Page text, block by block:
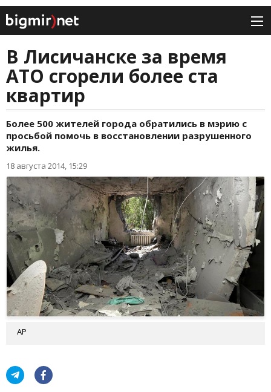
В Лисичанске за время
АТО сгорели более ста
квартир
Более 500 жителей города обратились в мэрию с
просьбой помочь в восстановлении разрушенного
жилья.
18 августа 2014, 15:29
AP